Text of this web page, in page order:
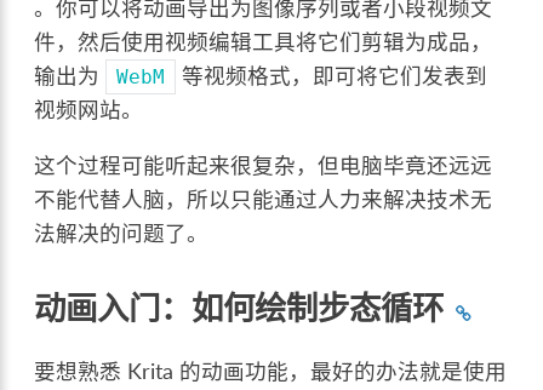
。你可以将动画导出为图像序列或者小段视频文
件，然后使用视频编辑工具将它们剪辑为成品，
输出为
WebM
等视频格式，即可将它们发表到
视频网站。
这个过程可能听起来很复杂，但电脑毕竟还远远
不能代替人脑，所以只能通过人力来解决技术无
法解决的问题了。
动画入门：如何绘制步态循环
要想熟悉 Krita 的动画功能，最好的办法就是使用